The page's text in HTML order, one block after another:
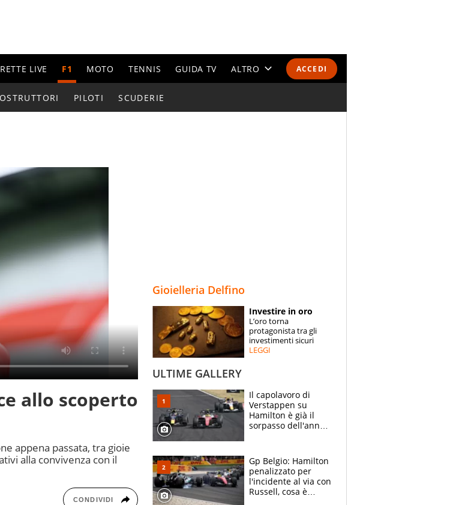
ACCEDI
LIVE F1 MOTO TENNIS GUIDA TV ALTRO
ESPERTI
CONTATTI
PILOTI SCUDERIE
allo scoperto
appena passata, tra gioie
alla convivenza con il
CONDIVIDI
Gioielleria Delfino
Investire in oro
L’oro torna
protagonista tra gli
investimenti sicuri
LEGGI
ULTIME GALLERY
Il capolavoro di
Verstappen su
Hamilton è già il
sorpasso dell'anno:
2021
Gp Belgio: Hamilton
penalizzato per
l'incidente al via con
Russell, cosa è